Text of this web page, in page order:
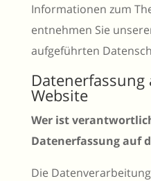
Informationen zum
entnehmen Sie
aufgeführten
Website
Wer ist
Datenerfassung auf
Die